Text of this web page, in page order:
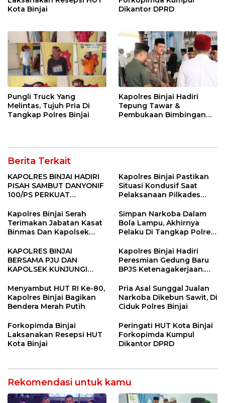
Kota Binjai
Dikantor DPRD
Pungli Truck Yang
Melintas, Tujuh Pria Di
Tangkap Polres Binjai
Kapolres Binjai Hadiri
Tepung Tawar &
Pembukaan Bimbingan
Berita Terkait
KAPOLRES BINJAI HADIRI
PISAH SAMBUT DANYONIF
100/PS PERKUAT
Kapolres Binjai Pastikan
Situasi Kondusif Saat
Pelaksanaan Pilkades
Kapolres Binjai Serah
Terimakan Jabatan Kasat
Binmas Dan Kapolsek
Simpan Narkoba Dalam
Bola Lampu, Akhirnya
Pelaku Di Tangkap Polres
KAPOLRES BINJAI
BERSAMA PJU DAN
KAPOLSEK KUNJUNGI
BINJAI
Kapolres Binjai Hadiri
Peresmian Gedung Baru
BPJS Ketenagakerjaan.
Menyeluruh bagi Pekerja”
Menyambut HUT RI Ke-80,
Kapolres Binjai Bagikan
Bendera Merah Putih
Pria Asal Sunggal Jualan
Narkoba Dikebun Sawit, Di
Ciduk Polres Binjai
Forkopimda Binjai
Laksanakan Resepsi HUT
Kota Binjai
Peringati HUT Kota Binjai
Forkopimda Kumpul
Dikantor DPRD
Rekomendasi untuk kamu